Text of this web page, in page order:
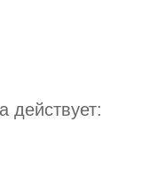
действует: